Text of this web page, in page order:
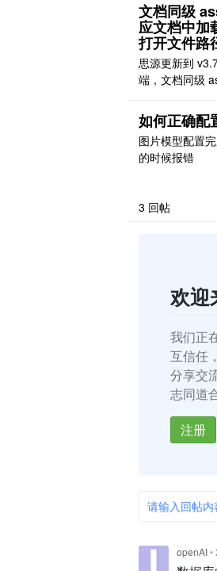
文档同级
应文档中加
打开文件路
思源更新到
端，文档同级
用默认程序打
示，更新前是
新过。 现在的
会直接放到默认
如何正确配
图片模型配置
的时候报错
3 回帖
欢迎
我们正
互信任
分享交
志同道
注册
请输入回帖内
openAI•